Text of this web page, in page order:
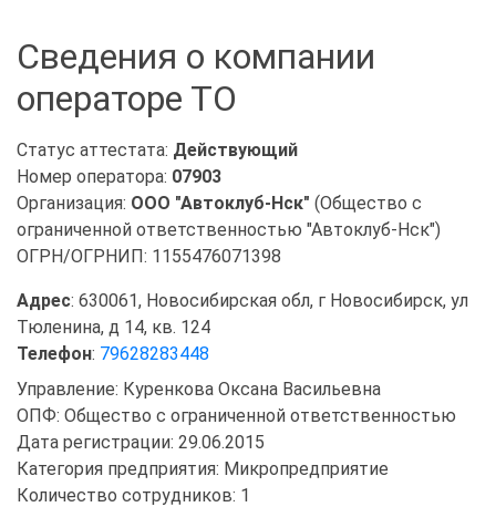
Сведения о компании
операторе ТО
Статус аттестата: Действующий
Номер оператора: 07903
Организация: ООО "Автоклуб-Нск" (Общество с
ограниченной ответственностью "Автоклуб-Нск")
ОГРН/ОГРНИП: 1155476071398
Адрес: 630061, Новосибирская обл, г Новосибирск, ул
Тюленина, д 14, кв. 124
Телефон: 79628283448
Управление: Куренкова Оксана Васильевна
ОПФ: Общество с ограниченной ответственностью
Дата регистрации: 29.06.2015
Категория предприятия: Микропредприятие
Количество сотрудников: 1